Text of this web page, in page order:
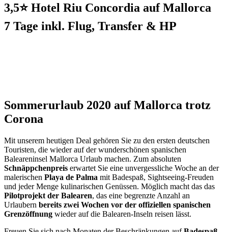
3,5⭐ Hotel Riu Concordia auf Mallorca
7 Tage inkl. Flug, Transfer & HP
Sommerurlaub 2020 auf Mallorca trotz
Corona
Mit unserem heutigen Deal gehören Sie zu den ersten deutschen
Touristen, die wieder auf der wunderschönen spanischen
Baleareninsel Mallorca Urlaub machen. Zum absoluten
Schnäppchenpreis erwartet Sie eine unvergessliche Woche an der
malerischen Playa de Palma mit Badespaß, Sightseeing-Freuden
und jeder Menge kulinarischen Genüssen. Möglich macht das das
Pilotprojekt der Balearen, das eine begrenzte Anzahl an
Urlaubern bereits zwei Wochen vor der offiziellen spanischen
Grenzöffnung wieder auf die Balearen-Inseln reisen lässt.